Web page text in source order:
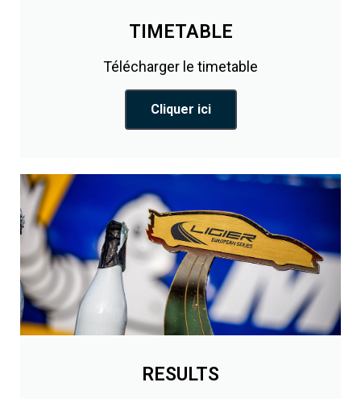
TIMETABLE
Télécharger le timetable
Cliquer ici
RESULTS